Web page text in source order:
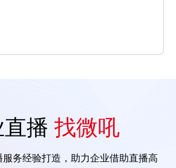
播 找微吼
务经验打造，助力企业借助直播高